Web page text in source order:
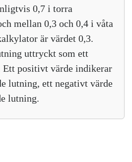
0,7 i torra
mellan 0,3 och 0,4 i våta
är värdet 0,3.
uttryckt som ett
Ett positivt värde indikerar
lutning, ett negativt värde
lutning.